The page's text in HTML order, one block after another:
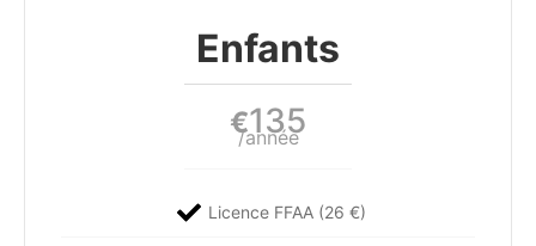
Enfants
€135
/année
Licence FFAA (26 €)